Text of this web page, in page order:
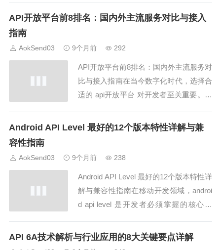
什么标准，就是指API接口在开发、传
轻松对接不同平台接口，提升开发效...
API开放平台前8排名：国内外主流服务对比与接入
指南
AokSend03 9个月前 292
API开放平台前8排名：国内外主流服务对
比与接入指南在当今数字化时代，选择合
适的 api开放平台 对开发者至关重要。无
服务、文档质量、调用便捷性都存在差
接入指南。顺便提醒一下，像 A...
Android API Level 最好的12个版本特性详解与兼
容性指南
AokSend03 9个月前 238
Android API Level 最好的12个版本特性详
解与兼容性指南在移动开发领域，androi
d api level 是开发者必须掌握的核心概
API Level，它们的特性和兼容性存在明
API 6A技术解析与行业应用的8大关键要点详解